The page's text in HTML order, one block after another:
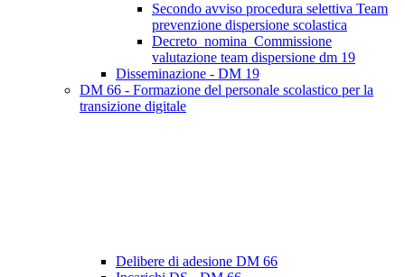
Secondo avviso procedura selettiva Team
prevenzione dispersione scolastica
Decreto_nomina_Commissione
valutazione team dispersione dm 19
Disseminazione - DM 19
DM 66 - Formazione del personale scolastico per la
transizione digitale
Delibere di adesione DM 66